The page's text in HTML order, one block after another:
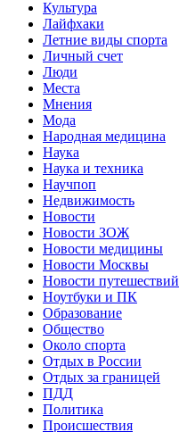
Культура
Лайфхаки
Летние виды спорта
Личный счет
Люди
Места
Мнения
Мода
Народная медицина
Наука
Наука и техника
Научпоп
Недвижимость
Новости
Новости ЗОЖ
Новости медицины
Новости Москвы
Новости путешествий
Ноутбуки и ПК
Образование
Общество
Около спорта
Отдых в России
Отдых за границей
ПДД
Политика
Происшествия